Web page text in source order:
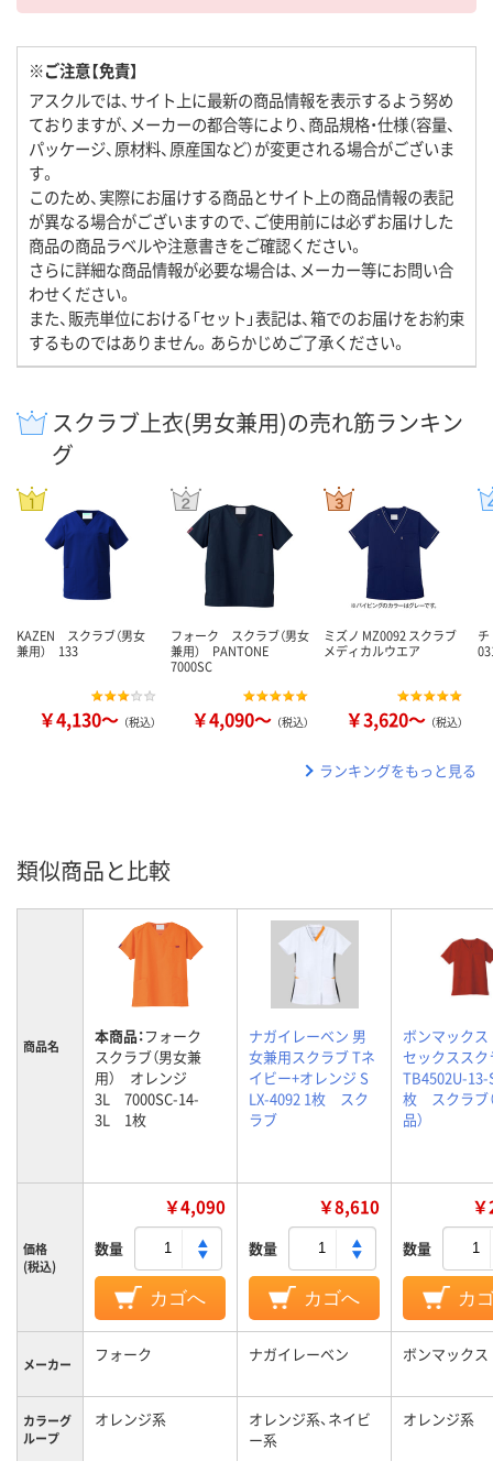
※ご注意【免責】
アスクルでは、サイト上に最新の商品情報を表示するよう努め
ておりますが、メーカーの都合等により、商品規格・仕様（容量、
パッケージ、原材料、原産国など）が変更される場合がございま
す。
このため、実際にお届けする商品とサイト上の商品情報の表記
が異なる場合がございますので、ご使用前には必ずお届けした
商品の商品ラベルや注意書きをご確認ください。
さらに詳細な商品情報が必要な場合は、メーカー等にお問い合
わせください。
また、販売単位における「セット」表記は、箱でのお届けをお約束
するものではありません。あらかじめご了承ください。
スクラブ上衣(男女兼用)の売れ筋ランキン
グ
KAZEN スクラブ（男女
兼用） 133
￥4,130～ （税込）
フォーク スクラブ（男女
兼用） PANTONE
7000SC
￥4,090～ （税込）
ミズノ MZ0092 スクラブ
メディカルウエア
￥3,620～ （税込）
ランキングをもっと見る
類似商品と比較
商品名 本商品：フォーク
スクラブ（男女兼
用） オレンジ
3L 7000SC-14-
3L 1枚
ナガイレーベン 男
女兼用スクラブ Tネ
イビー+オレンジ S
LX-4092 1枚 スク
ラブ
ボンマックス
セックススク
TB4502U-13-
枚 スクラブ
品）
価格
(税込)
￥4,090
数量
カゴへ
￥8,610
数量
カゴへ
数量
カ
メーカー フォーク ナガイレーベン ボンマックス
カラーグ
ループ
オレンジ系
オレンジ系、ネイビ
ー系
オレンジ系